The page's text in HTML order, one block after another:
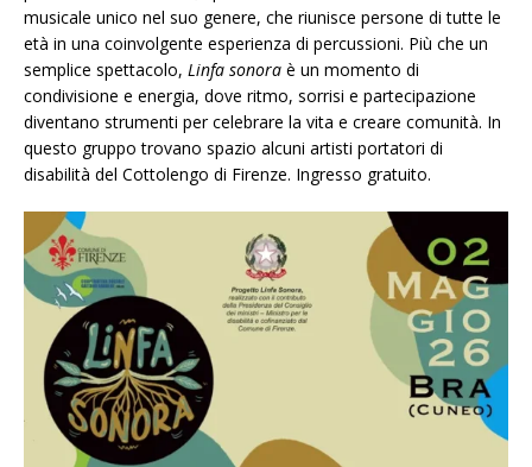
musicale unico nel suo genere, che riunisce persone di tutte le
età in una coinvolgente esperienza di percussioni. Più che un
semplice spettacolo, Linfa sonora è un momento di
condivisione e energia, dove ritmo, sorrisi e partecipazione
diventano strumenti per celebrare la vita e creare comunità. In
questo gruppo trovano spazio alcuni artisti portatori di
disabilità del Cottolengo di Firenze. Ingresso gratuito.